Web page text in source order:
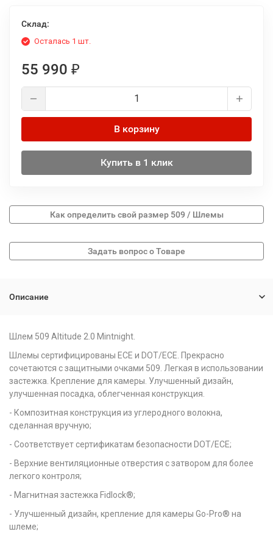
Склад:
Осталась 1 шт.
55 990 ₽
В корзину
Купить в 1 клик
Как определить свой размер 509 / Шлемы
Описание
Шлем 509 Altitude 2.0 Mintnight.
Шлемы сертифицированы ECE и DOT/ECE. Прекрасно
сочетаются с защитными очками 509. Легкая в использовании
застежка. Крепление для камеры. Улучшенный дизайн,
улучшенная посадка, облегченная конструкция.
- Композитная конструкция из углеродного волокна,
сделанная вручную;
- Соответствует сертификатам безопасности DOT/ECE;
- Верхние вентиляционные отверстия с затвором для более
легкого контроля;
- Магнитная застежка Fidlock®;
- Улучшенный дизайн, крепление для камеры Go-Pro® на
шлеме;